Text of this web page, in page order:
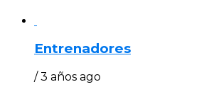
Entrenadores
/ 3 años ago